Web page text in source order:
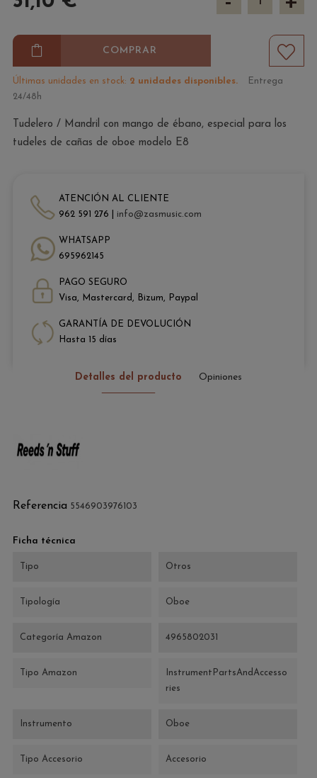
COMPRAR
Últimas unidades en stock: 2 unidades disponibles.
Entrega
24/48h
Tudelero / Mandril con mango de ébano, especial para los
tudeles de cañas de oboe modelo E8
ATENCIÓN AL CLIENTE
962 591 276 | info@zasmusic.com
WHATSAPP
695962145
PAGO SEGURO
Visa, Mastercard, Bizum, Paypal
GARANTÍA DE DEVOLUCIÓN
Hasta 15 días
Detalles del producto Opiniones
Referencia 5546903976103
Ficha técnica
Tipo Otros
Tipología Oboe
Categoría Amazon 4965802031
Tipo Amazon
InstrumentPartsAndAccesso
ries
Instrumento Oboe
Tipo Accesorio Accesorio